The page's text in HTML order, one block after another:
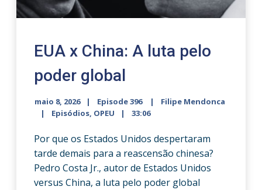
EUA x China: A luta pelo
poder global
maio 8, 2026 Episode 396
Filipe Mendonca
Episódios, OPEU 33:06
Por que os Estados Unidos despertaram
tarde demais para a reascensão chinesa?
Pedro Costa Jr., autor de Estados Unidos
versus China, a luta pelo poder global